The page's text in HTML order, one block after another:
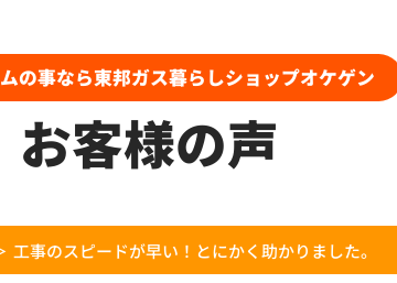
の事なら東邦ガス暮らしショップオケゲン
お客様の声
工事のスピードが早い！とにかく助かりました。